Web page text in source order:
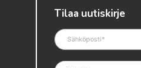
Tilaa uutiskirje